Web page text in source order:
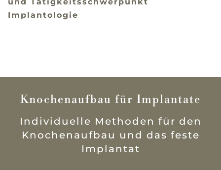
Implantologie
Knochenaufbau für Implantate
Individuelle Methoden für den
Knochenaufbau und das feste
Implantat